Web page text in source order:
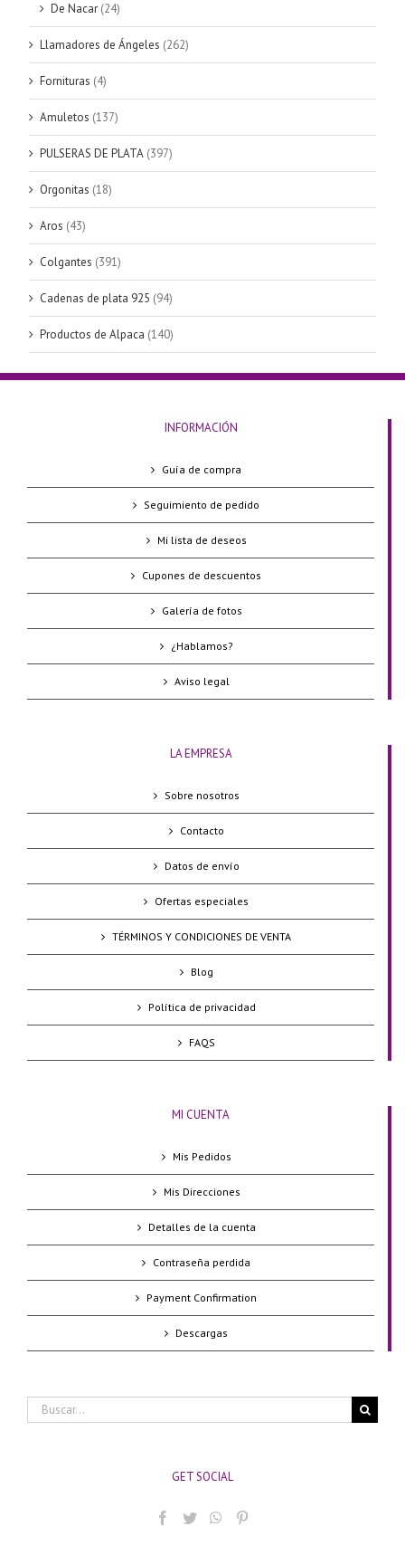
De Nacar (24)
Llamadores de Ángeles (262)
Fornituras (4)
Amuletos (137)
PULSERAS DE PLATA (397)
Orgonitas (18)
Aros (43)
Colgantes (391)
Cadenas de plata 925 (94)
Productos de Alpaca (140)
INFORMACIÓN
Guía de compra
Seguimiento de pedido
Mi lista de deseos
Cupones de descuentos
Galería de fotos
¿Hablamos?
Aviso legal
LA EMPRESA
Sobre nosotros
Contacto
Datos de envío
Ofertas especiales
TÉRMINOS Y CONDICIONES DE VENTA
Blog
Política de privacidad
FAQS
MI CUENTA
Mis Pedidos
Mis Direcciones
Detalles de la cuenta
Contraseña perdida
Payment Confirmation
Descargas
Buscar:
GET SOCIAL